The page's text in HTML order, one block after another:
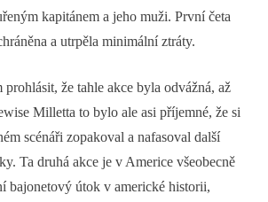
kapitánem a jeho muži. První četa
a utrpěla minimální ztráty.
prohlásit, že tahle akce byla odvážná, až
Milletta to bylo ale asi příjemné, že si
scénáři zopakoval a nafasoval další
Ta druhá akce je v Americe všeobecně
bajonetový útok v americké historii,